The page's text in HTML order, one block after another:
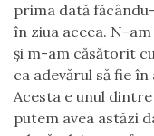
prima dată făcâ
în ziua aceea. N-
şi m-am căsătorit
ca adevărul să fie în
Acesta e unul
putem avea astăzi